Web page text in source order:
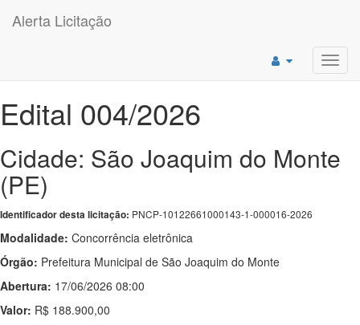
Alerta Licitação
Edital 004/2026
Cidade: São Joaquim do Monte
(PE)
Identificador desta licitação: PNCP-10122661000143-1-000016-2026
Modalidade: Concorrência eletrônica
Órgão: Prefeitura Municipal de São Joaquim do Monte
Abertura: 17/06/2026 08:00
Valor: R$ 188.900,00